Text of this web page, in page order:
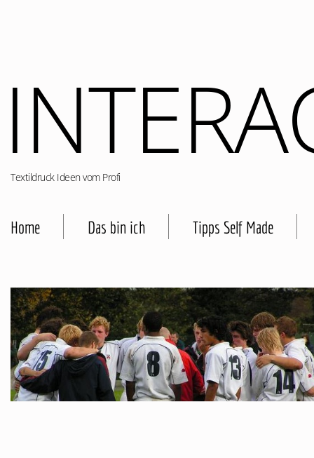
Textildruck Ideen vom Profi
Home Das bin ich Tipps Self Made